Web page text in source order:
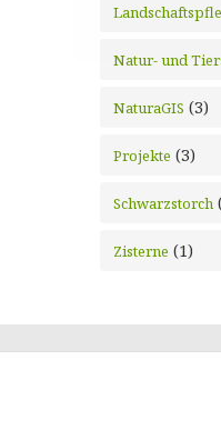
Natur- und
NaturaGIS (3)
Projekte (3)
Schwarzstorch
Zisterne (1)